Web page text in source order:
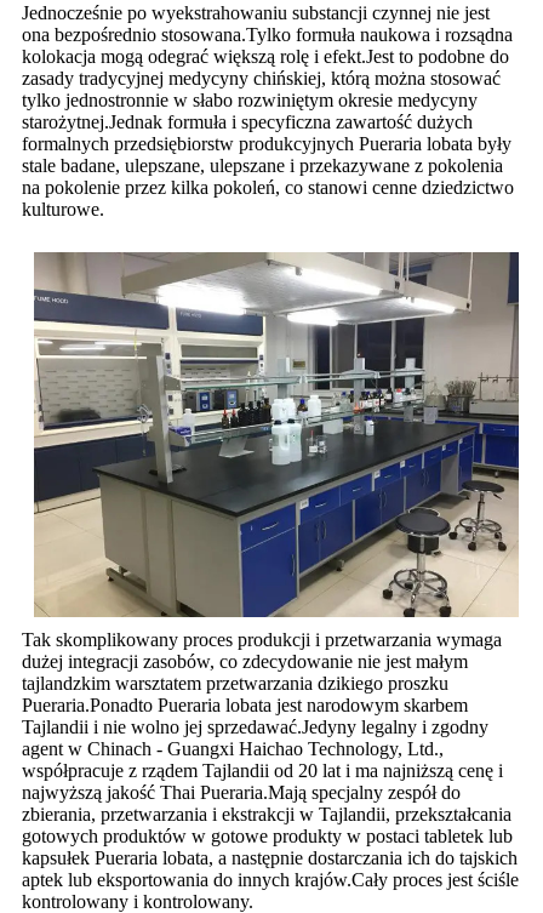
Jednocześnie po wyekstrahowaniu substancji czynnej nie jest
ona bezpośrednio stosowana.Tylko formuła naukowa i rozsądna
kolokacja mogą odegrać większą rolę i efekt.Jest to podobne do
zasady tradycyjnej medycyny chińskiej, którą można stosować
tylko jednostronnie w słabo rozwiniętym okresie medycyny
starożytnej.Jednak formuła i specyficzna zawartość dużych
formalnych przedsiębiorstw produkcyjnych Pueraria lobata były
stale badane, ulepszane, ulepszane i przekazywane z pokolenia
na pokolenie przez kilka pokoleń, co stanowi cenne dziedzictwo
kulturowe.
Tak skomplikowany proces produkcji i przetwarzania wymaga
dużej integracji zasobów, co zdecydowanie nie jest małym
tajlandzkim warsztatem przetwarzania dzikiego proszku
Pueraria.Ponadto Pueraria lobata jest narodowym skarbem
Tajlandii i nie wolno jej sprzedawać.Jedyny legalny i zgodny
agent w Chinach - Guangxi Haichao Technology, Ltd.,
współpracuje z rządem Tajlandii od 20 lat i ma najniższą cenę i
najwyższą jakość Thai Pueraria.Mają specjalny zespół do
zbierania, przetwarzania i ekstrakcji w Tajlandii, przekształcania
gotowych produktów w gotowe produkty w postaci tabletek lub
kapsułek Pueraria lobata, a następnie dostarczania ich do tajskich
aptek lub eksportowania do innych krajów.Cały proces jest ściśle
kontrolowany i kontrolowany.